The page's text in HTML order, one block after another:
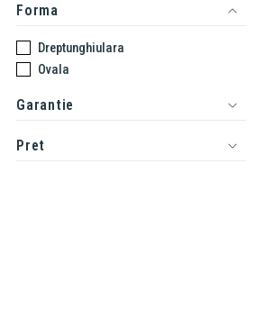
Forma
Dreptunghiulara
Ovala
Garantie
Pret